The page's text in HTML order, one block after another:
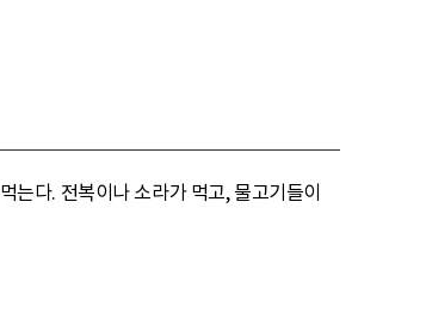
는다. 전복이나 소라가 먹고, 물고기들이